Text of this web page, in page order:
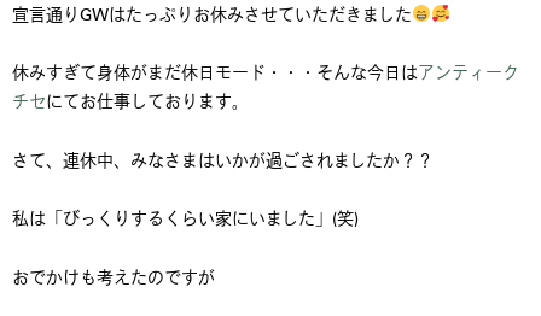
宣言通りGWはたっぷりお休みさせていただきました
休みすぎて身体がまだ休日モード・・・そんな今日はアンティーク
チセにてお仕事しております。
さて、連休中、みなさまはいかが過ごされましたか？？
私は「びっくりするくらい家にいました」(笑)
おでかけも考えたのですが